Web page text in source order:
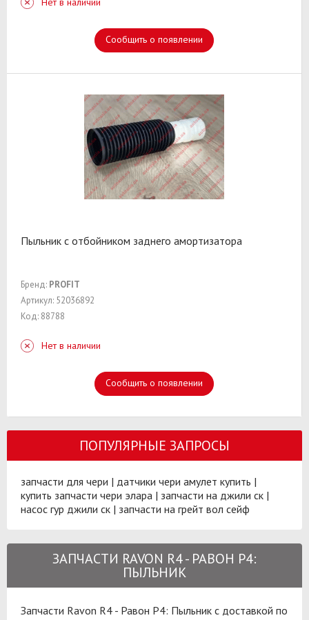
Сообщить о появлении
Пыльник с отбойником заднего амортизатора
Бренд: PROFIT
Артикул: 52036892
Код: 88788
Нет в наличии
Сообщить о появлении
ПОПУЛЯРНЫЕ ЗАПРОСЫ
запчасти для чери | датчики чери амулет купить |
купить запчасти чери элара | запчасти на джили ск |
насос гур джили ск | запчасти на грейт вол сейф
ЗАПЧАСТИ RAVON R4 - РАВОН Р4:
ПЫЛЬНИК
Запчасти Ravon R4 - Равон Р4: Пыльник с доставкой по